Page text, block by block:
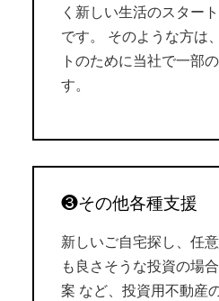
く新しい生活のスター
です。 そのような方は
トのために当社で一部
す。
❸その他各種支援
新しいご自宅探し、任
も良さそうな投資の場
案 など、投資用不動産